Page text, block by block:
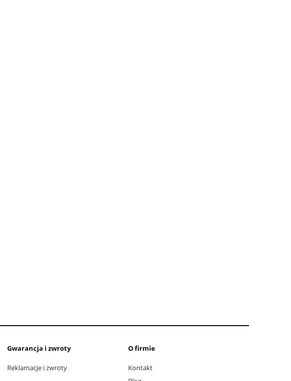
Gwarancja i zwroty
Reklamacje i zwroty
O firmie
Kontakt